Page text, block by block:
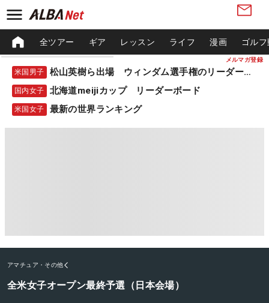
メルマガ登録
全ツアー ギア レッスン ライフ 漫画 ゴル
米国男子 松山英樹ら出場 ウィンダム選手権のリーダーボード
国内女子 北海道meijiカップ リーダーボード
米国女子 最新の世界ランキング
アマチュア・その他
全米女子オープン最終予選（日本会場）